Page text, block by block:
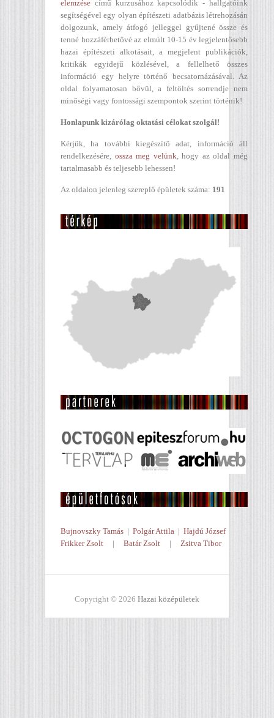
elemzése című kurzusához kapcsolódik - hallgatóink
segítségével egy olyan építészeti adatbázis létrehozásán
dolgozunk, amely átfogó jelleggel gyűjtené össze és
tenné hozzáférhetővé az elmúlt 10-15 év legjelentősebb
hazai építészeti alkotásait, a megjelent publikációk,
kritikák egyidejű közlésével, a fellelhető összes
információ egy helyre történő becsatornázásával. Az
oldal folyamatosan bővül, a feltöltés sorrendje nem
minőségi vagy fontossági szempontok szerint történik!
Honlapunk kizárólag oktatási célokat szolgál!
Kérjük, ha további kiegészítő adat, információ áll
rendelkezésére, ossza meg velünk , hogy az oldal még
tartalmasabb és teljesebb lehessen!
Az oldalon jelenleg szereplő épületek száma: 191
Bujnovszky Tamás | Polgár Attila | Hajdú József
Frikker Zsolt | Batár Zsolt | Zsitva Tibor
Copyright © 2026 Hazai középületek